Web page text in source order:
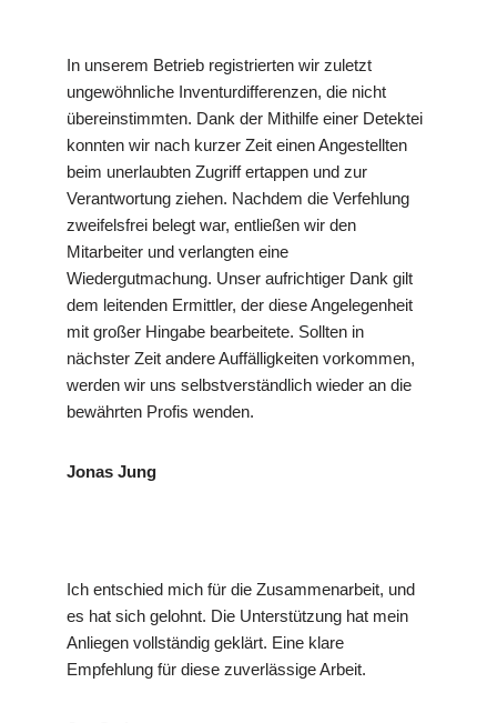
In unserem Betrieb registrierten wir zuletzt
ungewöhnliche Inventurdifferenzen, die nicht
übereinstimmten. Dank der Mithilfe einer Detektei
konnten wir nach kurzer Zeit einen Angestellten
beim unerlaubten Zugriff ertappen und zur
Verantwortung ziehen. Nachdem die Verfehlung
zweifelsfrei belegt war, entließen wir den
Mitarbeiter und verlangten eine
Wiedergutmachung. Unser aufrichtiger Dank gilt
dem leitenden Ermittler, der diese Angelegenheit
mit großer Hingabe bearbeitete. Sollten in
nächster Zeit andere Auffälligkeiten vorkommen,
werden wir uns selbstverständlich wieder an die
bewährten Profis wenden.
Jonas Jung
Ich entschied mich für die Zusammenarbeit, und
es hat sich gelohnt. Die Unterstützung hat mein
Anliegen vollständig geklärt. Eine klare
Empfehlung für diese zuverlässige Arbeit.